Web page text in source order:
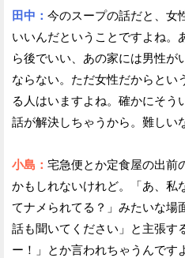
田中： 今のスープの話だと、女
いいんだということですよね。
ら後でいい、あの家には男性が
ならない。ただ女性だからとい
る人はいますよね。確かにそう
話が解決しちゃうから。難しい
小島： 宅急便とか定食屋の出前
かもしれないけれど。「あ、私
てナメられてる？」みたいな場
話も聞いてください」と主張す
ー！」とか言われちゃうんです